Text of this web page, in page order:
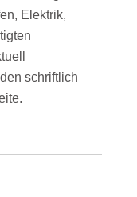
Elektrik,
schriftlich